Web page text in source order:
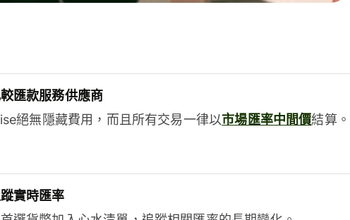
匯款服務供應商
絕無隱藏費用，而且所有交易一律以市場匯率中間價結算。
實時匯率